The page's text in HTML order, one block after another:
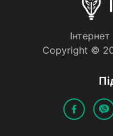
Copyright ©